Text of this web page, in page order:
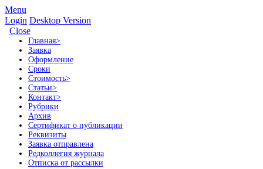
Menu
Login Desktop Version
Close
Главная>
Заявка
Оформление
Сроки
Стоимость>
Статьи>
Контакт>
Рубрики
Архив
Сертификат о публикации
Реквизиты
Заявка отправлена
Редколлегия журнала
Отписка от рассылки